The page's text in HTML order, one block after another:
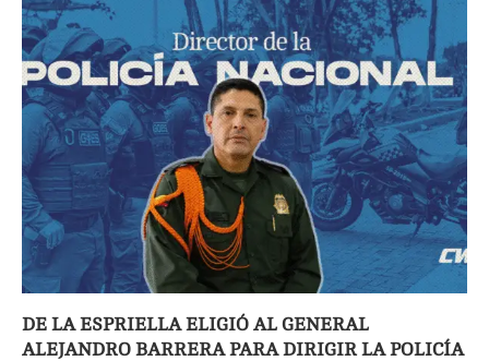
DE LA ESPRIELLA ELIGIÓ AL GENERAL
ALEJANDRO BARRERA PARA DIRIGIR LA POLICÍA